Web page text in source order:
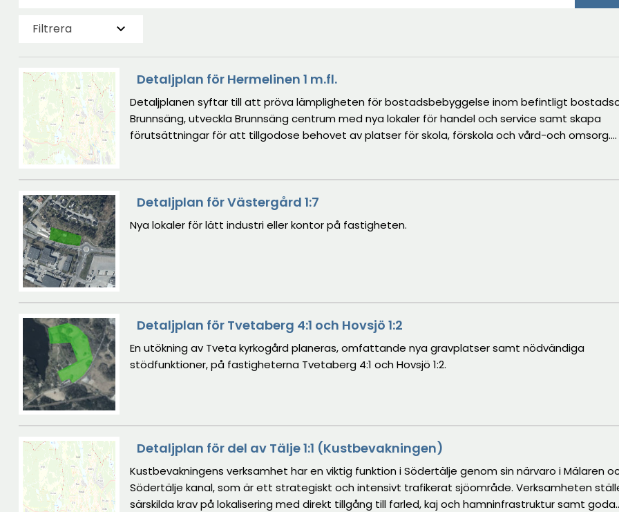
Filtrera
Detaljplan för Hermelinen 1 m.fl.
Detaljplanen syftar till att pröva lämpligheten för bostadsbebyggelse inom befintligt
Brunnsäng, utveckla Brunnsäng centrum med nya lokaler för handel och service samt skapa
förutsättningar för att tillgodose behovet av platser för skola, förskola och vård-och omsorg.
Detaljplan för Västergård 1:7
Nya lokaler för lätt industri eller kontor på fastigheten.
Detaljplan för Tvetaberg 4:1 och Hovsjö 1:2
En utökning av Tveta kyrkogård planeras, omfattande nya gravplatser samt nödvändiga
stödfunktioner, på fastigheterna Tvetaberg 4:1 och Hovsjö 1:2.
Detaljplan för del av Tälje 1:1 (Kustbevakningen)
Kustbevakningens verksamhet har en viktig funktion i Södertälje genom sin närvaro i Mälaren
Södertälje kanal, som är ett strategiskt och intensivt trafikerat sjöområde. Verksamheten
särskilda krav på lokalisering med direkt tillgång till farled, kaj och hamninfrastruktur samt goda